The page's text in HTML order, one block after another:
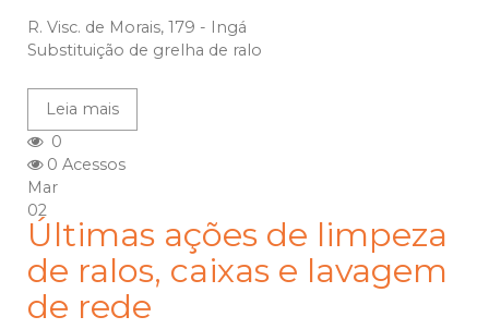
R. Visc. de Morais, 179 - Ingá
Substituição de grelha de ralo
Leia mais
0
0 Acessos
Mar
02
Últimas ações de limpeza
de ralos, caixas e lavagem
de rede